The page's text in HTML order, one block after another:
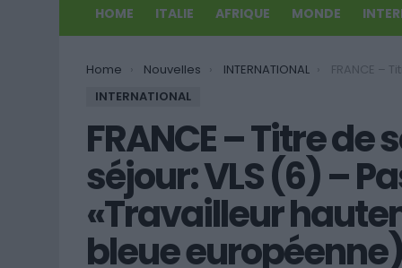
HOME ITALIE AFRIQUE MONDE
You are here:
Home Nouvelles INTERNATIONAL
FRANCE – Titre de séjour avec visa long
INTERNATIONAL
FRANCE – Titre
séjour: VLS (6) –
«Travailleur
bleue